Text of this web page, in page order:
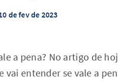
de fev de 2023
a pena? No artigo de
entender se vale a